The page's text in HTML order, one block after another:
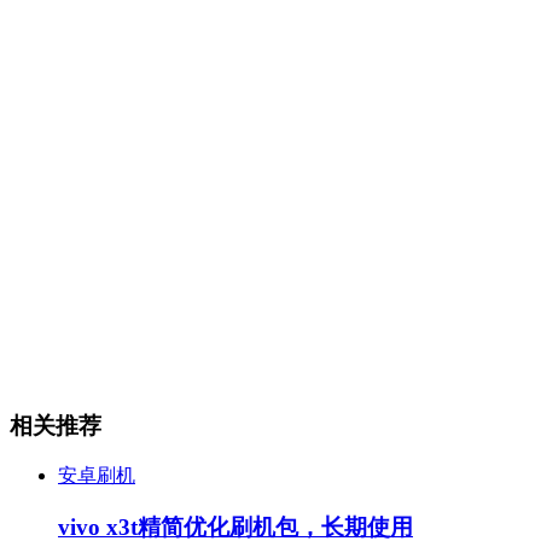
相关推荐
安卓刷机
vivo x3t精简优化刷机包，长期使用